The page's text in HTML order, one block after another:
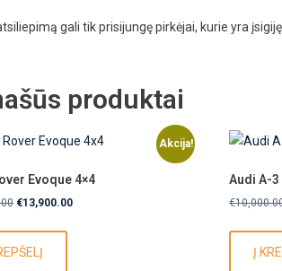
gali tik prisijungę pirkėjai, kurie yra
produktai
Akcija!
Evoque 4×4
Original
€15,900.00.
€13,900.00Current
Audi A-
€
Į